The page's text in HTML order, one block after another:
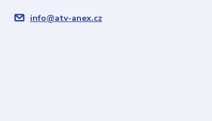
info@atv-anex.cz